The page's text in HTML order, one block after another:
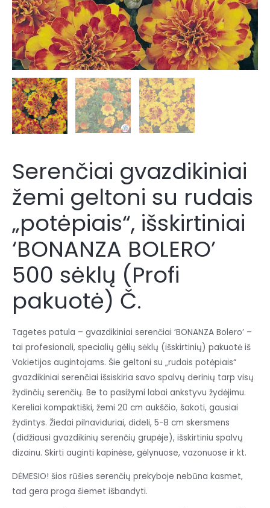
Serenčiai gvazdikiniai
žemi geltoni su rudais
„potėpiais“, išskirtiniai
‘BONANZA BOLERO’
500 sėklų (Profi
pakuotė) Č.
Tagetes patula – gvazdikiniai serenčiai ‘BONANZA Bolero’ –
tai profesionali, specialių gėlių sėklų (išskirtinių) pakuotė iš
Vokietijos augintojams. Šie geltoni su „rudais potėpiais“
gvazdikiniai serenčiai išsiskiria savo spalvų derinių tarp visų
žydinčių serenčių. Be to pasižymi labai ankstyvu žydėjimu.
Kereliai kompaktiški, žemi 20 cm aukščio, šakoti, gausiai
žydintys. Žiedai pilnaviduriai, dideli, 5-8 cm skersmens
(didžiausi gvazdikinių serenčių grupėje), išskirtiniu spalvų
dizainu. Skirti auginti kapinėse, gėlynuose, vazonuose ir kt.
DĖMESIO! šios rūšies serenčių prekyboje nebūna kasmet,
tad gera proga šiemet išbandyti.
500
sėklų
(Profi
pakuotė)
Č.